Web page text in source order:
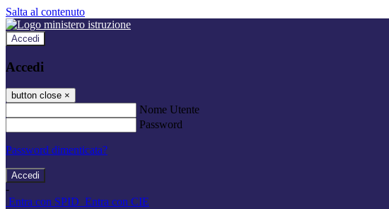
Salta al contenuto
Accedi
Accedi
button close ×
Nome Utente
Password
Password dimenticata?
-
Entra con SPID Entra con CIE